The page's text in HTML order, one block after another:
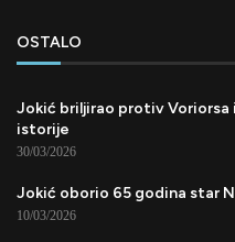
OSTALO
Jokić briljirao protiv Voriorsa
istorije
30/03/2026
Jokić oborio 65 godina star
10/03/2026